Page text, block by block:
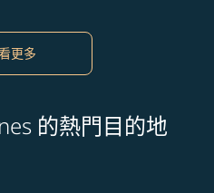
更多
的熱門目的地